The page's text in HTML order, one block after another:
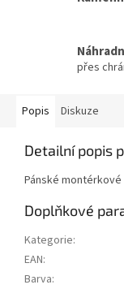
přes
Popis Diskuze
Detailní popis
Pánské
Doplňkové
Kategorie:
EAN:
Barva: